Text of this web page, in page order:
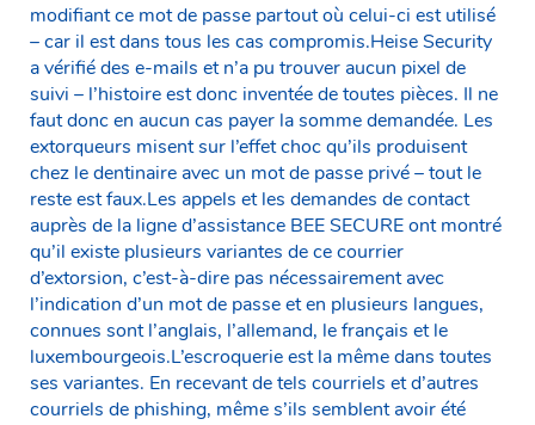
modifiant ce mot de passe partout où celui-ci est utilisé
– car il est dans tous les cas compromis.Heise Security
a vérifié des e-mails et n’a pu trouver aucun pixel de
suivi – l’histoire est donc inventée de toutes pièces. Il ne
faut donc en aucun cas payer la somme demandée. Les
extorqueurs misent sur l’effet choc qu’ils produisent
chez le dentinaire avec un mot de passe privé – tout le
reste est faux.Les appels et les demandes de contact
auprès de la ligne d’assistance BEE SECURE ont montré
qu’il existe plusieurs variantes de ce courrier
d’extorsion, c’est-à-dire pas nécessairement avec
l’indication d’un mot de passe et en plusieurs langues,
connues sont l’anglais, l’allemand, le français et le
luxembourgeois.L’escroquerie est la même dans toutes
ses variantes. En recevant de tels courriels et d’autres
courriels de phishing, même s’ils semblent avoir été